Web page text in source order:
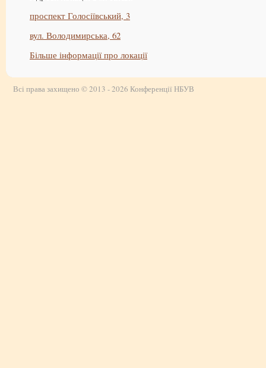
проспект Голосіївський, 3
вул. Володимирська, 62
Більше інформації про локації
Всі права захищено © 2013 - 2026 Конференції НБУВ